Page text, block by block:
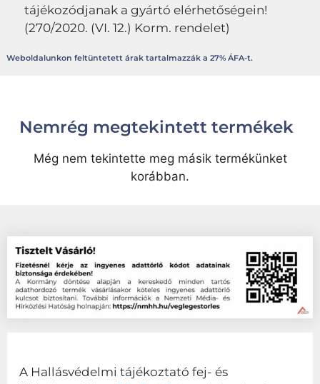
tájékozódjanak a gyártó elérhetőségein!
(270/2020. (VI. 12.) Korm. rendelet)
Weboldalunkon feltüntetett árak tartalmazzák a 27% ÁFA-t.
Nemrég megtekintett termékek
Még nem tekintette meg másik termékünket
korábban.
A Hallásvédelmi tájékoztató fej- és